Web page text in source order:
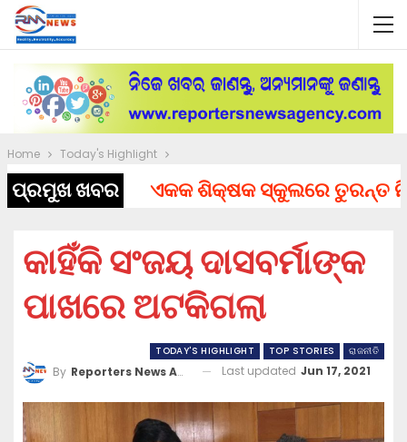
Home Today's Highlight
ପ୍ରମୁଖ ଖବରଏକକ ଶିକ୍ଷକ ସ୍କୁଲରେ ତୁରନ୍ତ
କାହିଁକି ସଂଜୟ ଦାସବର୍ମାଙ୍କ
ପାଖରେ ଅଟକିଗଲା
TODAY'S HIGHLIGHT TOP STORIES ରାଜନୀତି
By Reporters News Agency Last updated Jun 17, 2021